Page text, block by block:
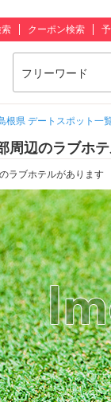
クーポン検索
フリーワード
根県 デートスポット一
周辺のラブホ
ラブホテルがあります